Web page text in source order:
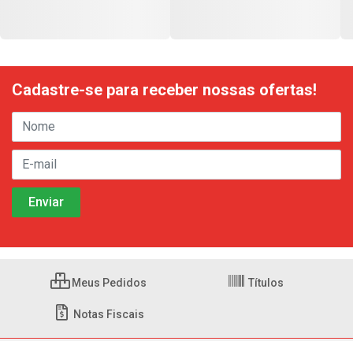
Cadastre-se para receber nossas ofertas!
Meus Pedidos Títulos
Notas Fiscais